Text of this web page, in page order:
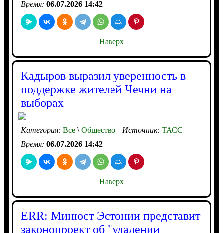
Время: 06.07.2026 14:42
Наверх
Кадыров выразил уверенность в
поддержке жителей Чечни на
выборах
Категория: Все\Общество Источник: ТАСС
Время: 06.07.2026 14:42
Наверх
ERR: Минюст Эстонии представит
законопроект об "удалении